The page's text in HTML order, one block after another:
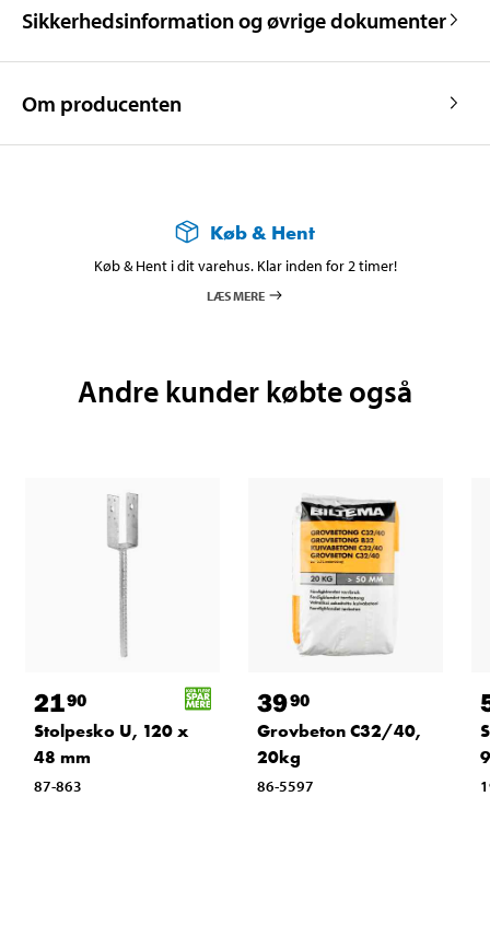
Sikkerhedsinformation og øvrige dokumenter
Om producenten
Køb & Hent
Køb & Hent i dit varehus. Klar inden for 2 timer!
LÆS MERE
Andre kunder købte også
2190
Stolpesko U, 120 x
48 mm
87-863
3990
Grovbeton C32/40,
20kg
86-5597